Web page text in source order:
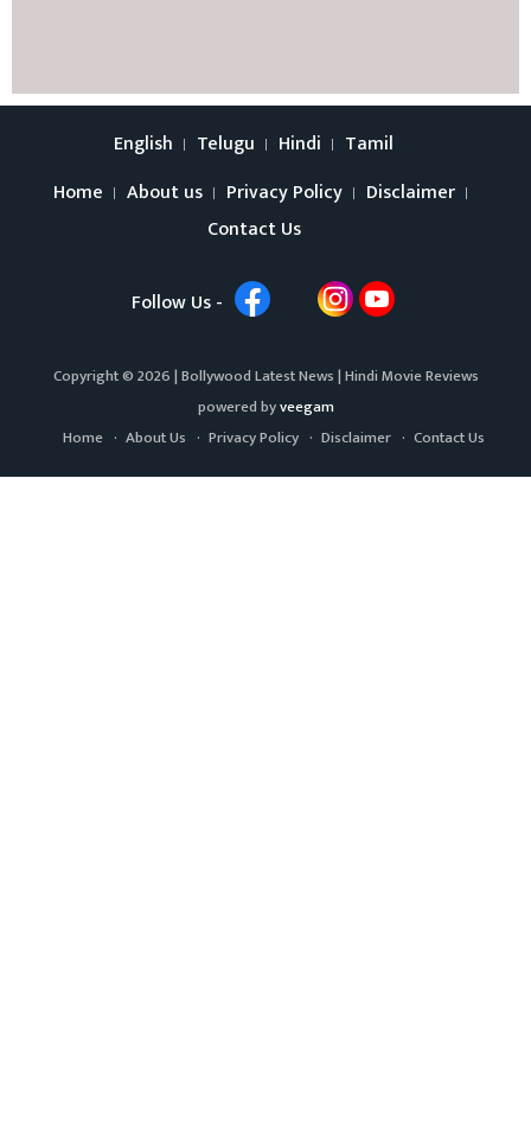
English Telugu Hindi
Tamil
Home
About us Privacy Policy
Disclaimer
Contact Us
Follow Us -
Copyright © 2026 |Bollywood Latest News|Hindi Movie Reviews
powered byveegam
Home
About Us Privacy Policy Disclaimer Contact Us